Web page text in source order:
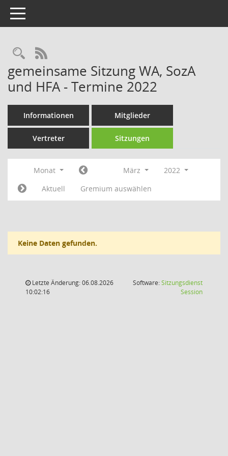
Toggle navigation
Rechercheauswahl
RSS-Feed
gemeinsame Sitzung WA, SozA
und HFA - Termine 2022
Informationen Mitglieder
Vertreter Sitzungen
Monat März
2022
Aktuell
Gremium auswählen
Keine Daten gefunden.
Letzte Änderung: 06.08.2026
10:02:16
Software:Sitzungsdienst
Session(Wird in